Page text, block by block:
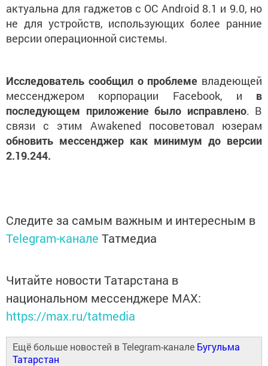
актуальна для гаджетов с ОС Android 8.1 и 9.0, но
не для устройств, использующих более ранние
версии операционной системы.
Исследователь сообщил о проблеме владеющей
мессенджером корпорации Facebook, и в
последующем приложение было исправлено. В
связи с этим Awakened посоветовал юзерам
обновить мессенджер как минимум до версии
2.19.244.
Следите за самым важным и интересным в
Telegram-канале Татмедиа
Читайте новости Татарстана в
национальном мессенджере MАХ:
https://max.ru/tatmedia
Ещё больше новостей в Telegram-канале Бугульма
Татарстан